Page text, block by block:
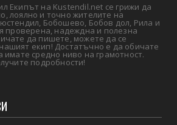
Екипът на Kustendil.net се грижи да
лоялно и точно жителите на
Бобошево, Бобов дол, Рила и
проверена, надеждна и полезна
да пишете, можете да се
екип! Достатъчно е да обичате
имате средно ниво на грамотност.
подробности!